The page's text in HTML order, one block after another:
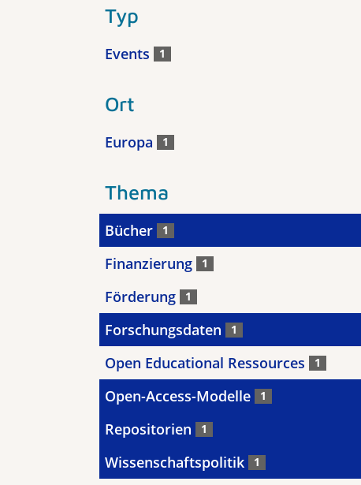
Typ
Events 1
Ort
Europa 1
Thema
Bücher 1
Finanzierung 1
Förderung 1
Forschungsdaten 1
Open Educational Ressources 1
Open-Access-Modelle 1
Repositorien 1
Wissenschaftspolitik 1